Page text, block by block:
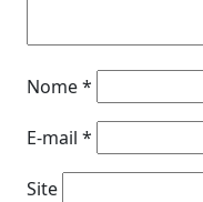
Nome*
E-mail *
Site